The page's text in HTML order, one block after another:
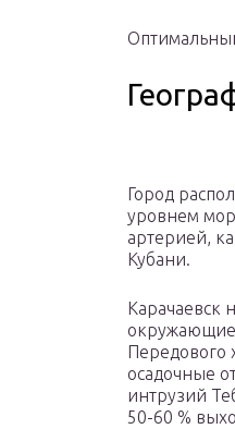
Город
уровнем
артерией,
Кубани.
Карачаевск
окружающие
Передового
осадочные
интрузий
50-60 %